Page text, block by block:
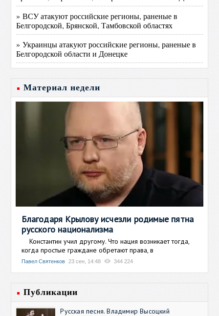
» ВСУ атакуют российские регионы, раненые в
Белгородской, Брянской, Тамбовской областях
» Украинцы атакуют российские регионы, раненые в
Белгородской области и Донецке
Материал недели
Благодаря Крылову исчезли родимые пятна
русского национализма
Константин учил другому. Что нация возникает тогда,
когда простые граждане обретают права, в
Павел Святенков 23 сен, 14:48 344 224
Публикации
Русская песня. Владимир Высоцкий